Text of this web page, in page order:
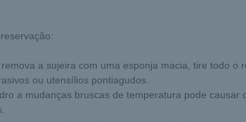
a sujeira com uma esponja macia, tire todo o
ou utensílios pontiagudos.
a mudanças bruscas de temperatura pode causar